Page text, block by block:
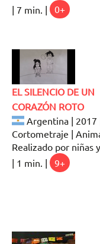
| 7 min. |
0+
EL SILENCIO DE UN
CORAZÓN ROTO
Argentina | 2017
Cortometraje |
Realizado por niñas
| 1 min. |
9+